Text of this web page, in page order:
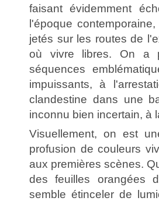
faisant évidemment
l'époque
jetés sur les routes de
où vivre libres. On a
séquences
impuissants, à
clandestine dans une
inconnu bien incertain, à
Visuellement, on est
profusion de couleurs
aux premières scènes.
des feuilles orangées
semble étinceler de